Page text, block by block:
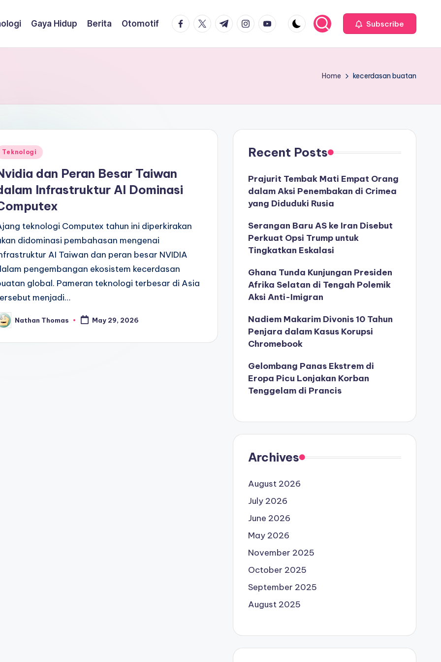
Gaya Hidup Berita Otomotif facebook.com
twitter.com
t.me instagram.com
youtube.com Subscribe
Home kecerdasan buatan
Teknologi
dan Peran Besar Taiwan
Infrastruktur AI Dominasi
teknologi Computex tahun ini diperkirakan
didominasi pembahasan mengenai
AI Taiwan dan peran besar NVIDIA
pengembangan ekosistem kecerdasan
global. Pameran teknologi terbesar di Asia
menjadi…
Nathan Thomas May 29, 2026
Recent Posts
Prajurit Tembak Mati Empat Orang
dalam Aksi Penembakan di Crimea
yang Diduduki Rusia
Serangan Baru AS ke Iran Disebut
Perkuat Opsi Trump untuk
Tingkatkan Eskalasi
Ghana Tunda Kunjungan Presiden
Afrika Selatan di Tengah Polemik
Aksi Anti-Imigran
Nadiem Makarim Divonis 10 Tahun
Penjara dalam Kasus Korupsi
Chromebook
Gelombang Panas Ekstrem di
Eropa Picu Lonjakan Korban
Tenggelam di Prancis
Archives
August 2026
July 2026
June 2026
May 2026
November 2025
October 2025
September 2025
August 2025